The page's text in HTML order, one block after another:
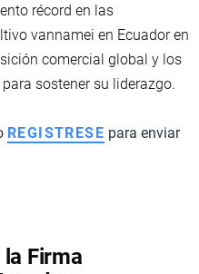
récord en las
vannamei en Ecuador en
comercial global y los
sostener su liderazgo.
REGISTRESE para enviar
Firma